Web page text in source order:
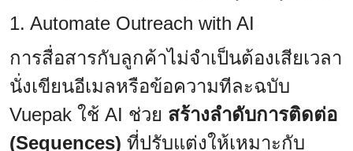
1. Automate Outreach with AI
การสื่อสารกับลูกค้าไม่จำเป็นต้องเสียเวลา
นั่งเขียนอีเมลหรือข้อความทีละฉบับ
Vuepak ใช้ AI ช่วย สร้างลำดับการติดต่อ
(Sequences) ที่ปรับแต่งให้เหมาะกับ